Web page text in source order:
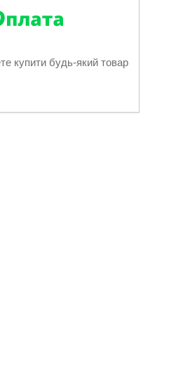
купити будь-який товар